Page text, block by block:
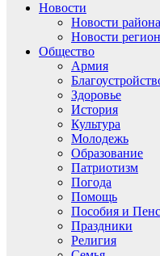
Новости
Новости района
Новости
Общество
Армия
Здоровье
История
Культура
Молодежь
Образование
Патриотизм
Погода
Помощь
Пособия и
Праздники
Религия